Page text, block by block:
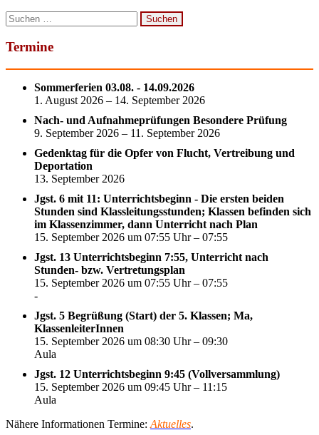
Suchen
nach:
Termine
Sommerferien 03.08. - 14.09.2026
1. August 2026 – 14. September 2026
Nach- und Aufnahmeprüfungen Besondere Prüfung
9. September 2026 – 11. September 2026
Gedenktag für die Opfer von Flucht, Vertreibung und
Deportation
13. September 2026
Jgst. 6 mit 11: Unterrichtsbeginn - Die ersten beiden
Stunden sind Klassleitungsstunden; Klassen befinden sich
im Klassenzimmer, dann Unterricht nach Plan
15. September 2026 um 07:55 Uhr – 07:55
Jgst. 13 Unterrichtsbeginn 7:55, Unterricht nach
Stunden- bzw. Vertretungsplan
15. September 2026 um 07:55 Uhr – 07:55
-
Jgst. 5 Begrüßung (Start) der 5. Klassen; Ma,
KlassenleiterInnen
15. September 2026 um 08:30 Uhr – 09:30
Aula
Jgst. 12 Unterrichtsbeginn 9:45 (Vollversammlung)
15. September 2026 um 09:45 Uhr – 11:15
Aula
Nähere Informationen Termine: Aktuelles.